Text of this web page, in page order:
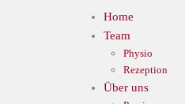
Home
Team
Physio
Rezeption
Über uns